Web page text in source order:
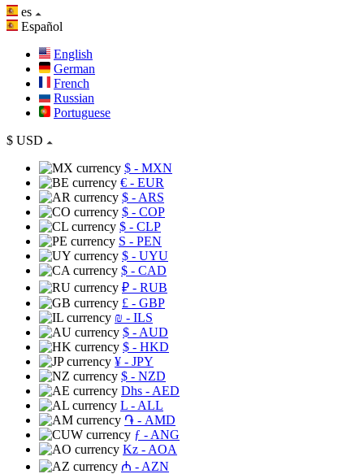
es
Español
English
German
French
Russian
Portuguese
$ USD
$ - MXN
€ - EUR
$ - ARS
$ - COP
$ - CLP
S - PEN
$ - UYU
$ - CAD
₽ - RUB
£ - GBP
₪ - ILS
$ - AUD
$ - HKD
¥ - JPY
$ - NZD
Dhs - AED
L - ALL
֏ - AMD
ƒ - ANG
Kz - AOA
₼ - AZN